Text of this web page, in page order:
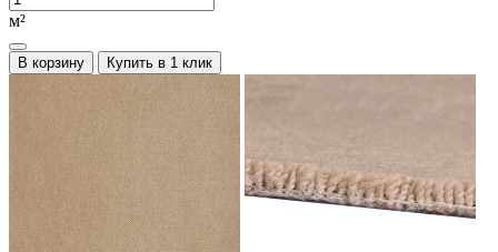
м²
В корзину Купить в 1 клик